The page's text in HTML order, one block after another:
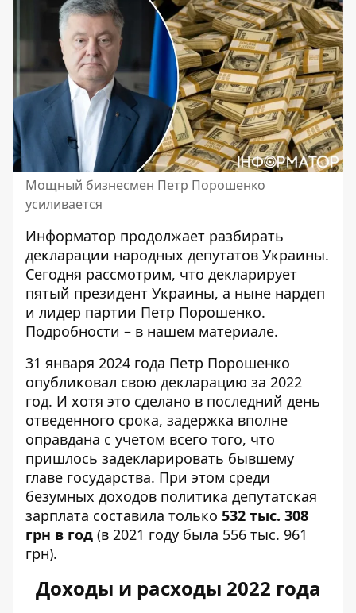
Мощный бизнесмен Петр Порошенко
усиливается
Информатор продолжает разбирать
декларации народных депутатов Украины.
Сегодня рассмотрим, что декларирует
пятый президент Украины, а ныне нардеп
и лидер партии Петр Порошенко.
Подробности – в нашем материале.
31 января 2024 года Петр Порошенко
опубликовал свою декларацию за 2022
год. И хотя это сделано в последний день
отведенного срока, задержка вполне
оправдана с учетом всего того, что
пришлось задекларировать бывшему
главе государства. При этом среди
безумных доходов политика депутатская
зарплата составила только 532 тыс. 308
грн в год (в 2021 году была 556 тыс. 961
грн).
Доходы и расходы 2022 года